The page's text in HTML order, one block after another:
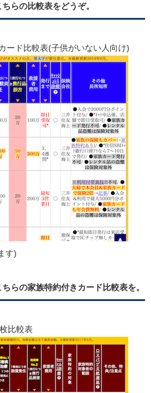
らの比較表をどうぞ。
ード比較表(子供がいない人向け)
す)
らの家族特約付きカード比較表を。
比較表